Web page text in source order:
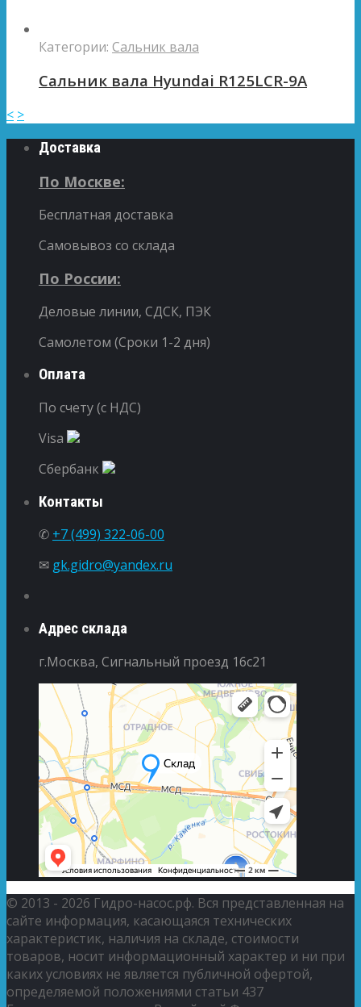
Категории: Сальник вала
Сальник вала Hyundai R125LCR-9A
< >
Доставка
По Москве:
Бесплатная доставка
Самовывоз со склада
По России:
Деловые линии, СДСК, ПЭК
Самолетом (Сроки 1-2 дня)
Оплата
По счету (с НДС)
Visa
Сбербанк
Контакты
✆ +7 (499) 322-06-00
✉ gk.gidro@yandex.ru
Адрес склада
г.Москва, Сигнальный проезд 16с21
© 2013 - 2026 Гидро-насос.рф. Вся представленная на
сайте информация, касающаяся технических
характеристик, наличия на складе, стоимости
товаров, носит информационный характер и ни при
каких условиях не является публичной офертой,
определяемой положениями статьи 437